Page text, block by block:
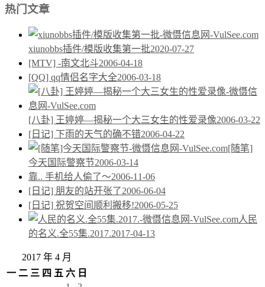
热门文章
xiunobbs插件/模版收集第一批2020-07-27
[MTV] -南文北斗2006-04-18
[QQ] qq情侣名字大全2006-03-18
[八卦] 王婷婷—揭秘一个大三女生的性爱录像2006-03-22
[日记] 下雨的天气的确不错2006-04-22
[随笔]
今天国际警察节2006-03-14
靠.. 手机给人偷了～2006-11-06
[日记] 朋友的站开张了2006-06-04
[日记] 祝贺空间顺利搬移!2006-05-25
人民
的名义.全55集.2017.2017-04-13
2017 年 4 月
一 二 三 四 五 六 日